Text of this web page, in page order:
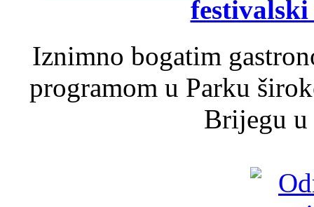
Iznimno bogatim
programom u Parku
Brijegu u